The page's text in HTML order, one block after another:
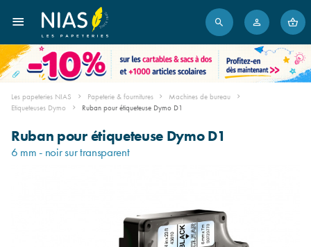
Les papeteries NIAS Papeterie & fournitures
Machines de bureau
Etiqueteuses Dymo
Ruban pour étiqueteuse Dymo D1
Ruban pour étiqueteuse Dymo D1
6 mm - noir sur transparent